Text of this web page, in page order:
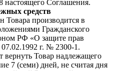
настоящего Соглашения.
средств
Товара производится в
Гражданского
РФ «О защите прав
07.02.1992 г. № 2300-1.
вернуть Товар надлежащего
7 (семи) дней, не считая дня